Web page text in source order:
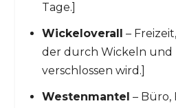
Tage.]
Wickeloverall
–
der durch Wickeln und
verschlossen wird.]
Westenmantel – Büro,